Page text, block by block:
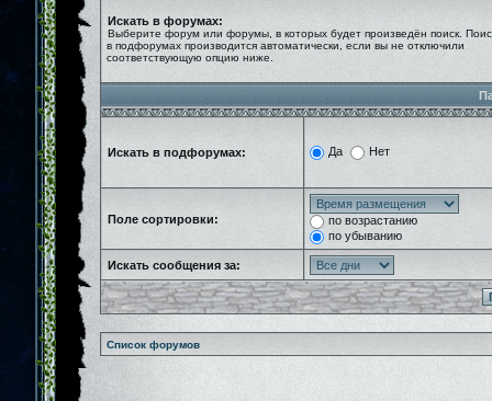
Искать в форумах:
Выберите форум или форумы, в которых будет произведён поиск.
в подфорумах производится автоматически, если вы не отключили
соответствующую опцию ниже.
Искать в подфорумах: Да Нет
Поле сортировки:
по возрастанию
по убыванию
Искать сообщения за:
Список форумов